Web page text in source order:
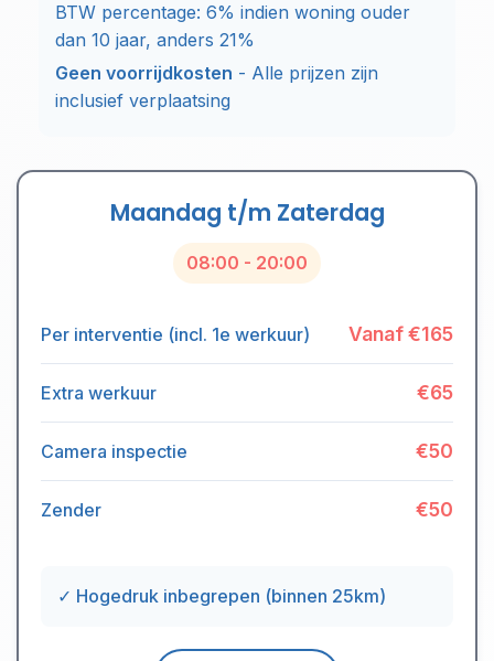
BTW percentage: 6% indien woning ouder
dan 10 jaar, anders 21%
Geen voorrijdkosten - Alle prijzen zijn
inclusief verplaatsing
Maandag t/m Zaterdag
08:00 - 20:00
Per interventie (incl. 1e werkuur) Vanaf €165
Extra werkuur €65
Camera inspectie €50
Zender €50
✓ Hogedruk inbegrepen (binnen 25km)